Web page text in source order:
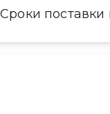
Сроки